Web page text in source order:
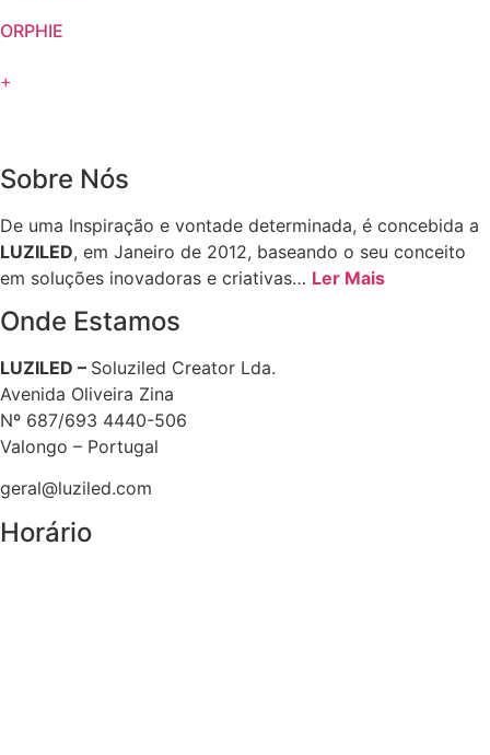
ORPHIE
+
Sobre Nós
De uma Inspiração e vontade determinada, é concebida a
LUZILED, em Janeiro de 2012, baseando o seu conceito
em soluções inovadoras e criativas… Ler Mais
Onde Estamos
LUZILED – Soluziled Creator Lda.
Avenida Oliveira Zina
Nº 687/693 4440-506
Valongo – Portugal
geral@luziled.com
Horário